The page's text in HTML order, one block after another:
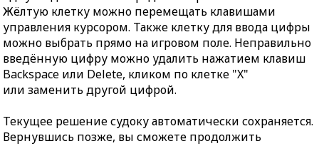
Жёлтую клетку можно перемещать клавишами
управления курсором. Также клетку для ввода цифры
можно выбрать прямо на игровом поле. Неправильно
введённую цифру можно удалить нажатием клавиш
Backspace или Delete, кликом по клетке "X"
или заменить другой цифрой.
Текущее решение судоку автоматически сохраняется.
Вернувшись позже, вы сможете продолжить